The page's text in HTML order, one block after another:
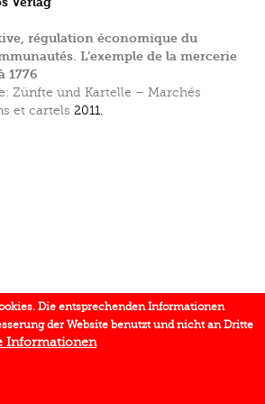
régulation économique du
L’exemple de la mercerie
1776
Zünfte und Kartelle – Marchés
et cartels 2011.
Die entsprechenden Informationen
der Website benutzt und nicht an Dritte
Informationen